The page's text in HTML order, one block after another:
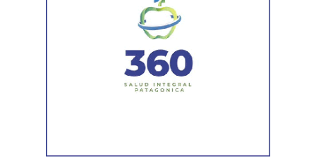
En la misma jornada, el equipo también rescató un
ejemplar de macá plateado, una especie característica de
la Patagonia. El ave fue trasladada para su evaluación y
permanece en rehabilitación, donde recibe los cuidados